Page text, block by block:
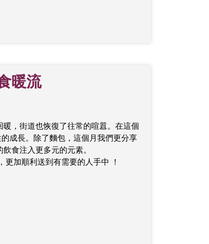
暖流
，街道也恢復了往常的喧囂。在這個
成長。除了麵包，這個月我們更分享
食注入更多元的元素。
加順利送到有需要的人手中 ！